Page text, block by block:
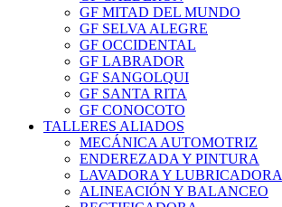
GF MITAD DEL MUNDO
GF SELVA ALEGRE
GF OCCIDENTAL
GF LABRADOR
GF SANGOLQUI
GF SANTA RITA
GF CONOCOTO
TALLERES ALIADOS
MECÁNICA AUTOMOTRIZ
ENDEREZADA Y PINTURA
LAVADORA Y LUBRICADORA
ALINEACIÓN Y BALANCEO